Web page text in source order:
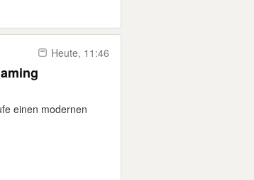
Heute, 11:46
einen modernen